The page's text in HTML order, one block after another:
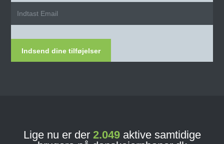
Indsend dine tilføjelser
Lige nu er der 2.049aktive samtidige